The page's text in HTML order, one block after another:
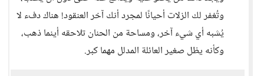
وتُغفر لك الزلات أحيانًا لمجرد أنك آخر العنقود! هناك دفء لا
يُشبه أي شيء آخر، ومساحة من الحنان تلاحقه أينما ذهب،
وكأنه يظل صغير العائلة المدلل مهما كبر.